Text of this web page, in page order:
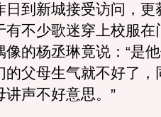
到新城接受访问，更
有不少歌迷穿上校服在
的杨丞琳竟说：“是
的父母生气就不好了，
声不好意思。”